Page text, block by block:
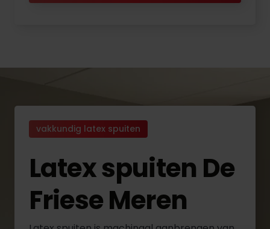
vakkundig latex spuiten
Latex spuiten De
Friese Meren